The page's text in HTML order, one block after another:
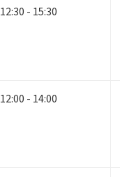
12:30 - 15:30
12:00 - 14:00